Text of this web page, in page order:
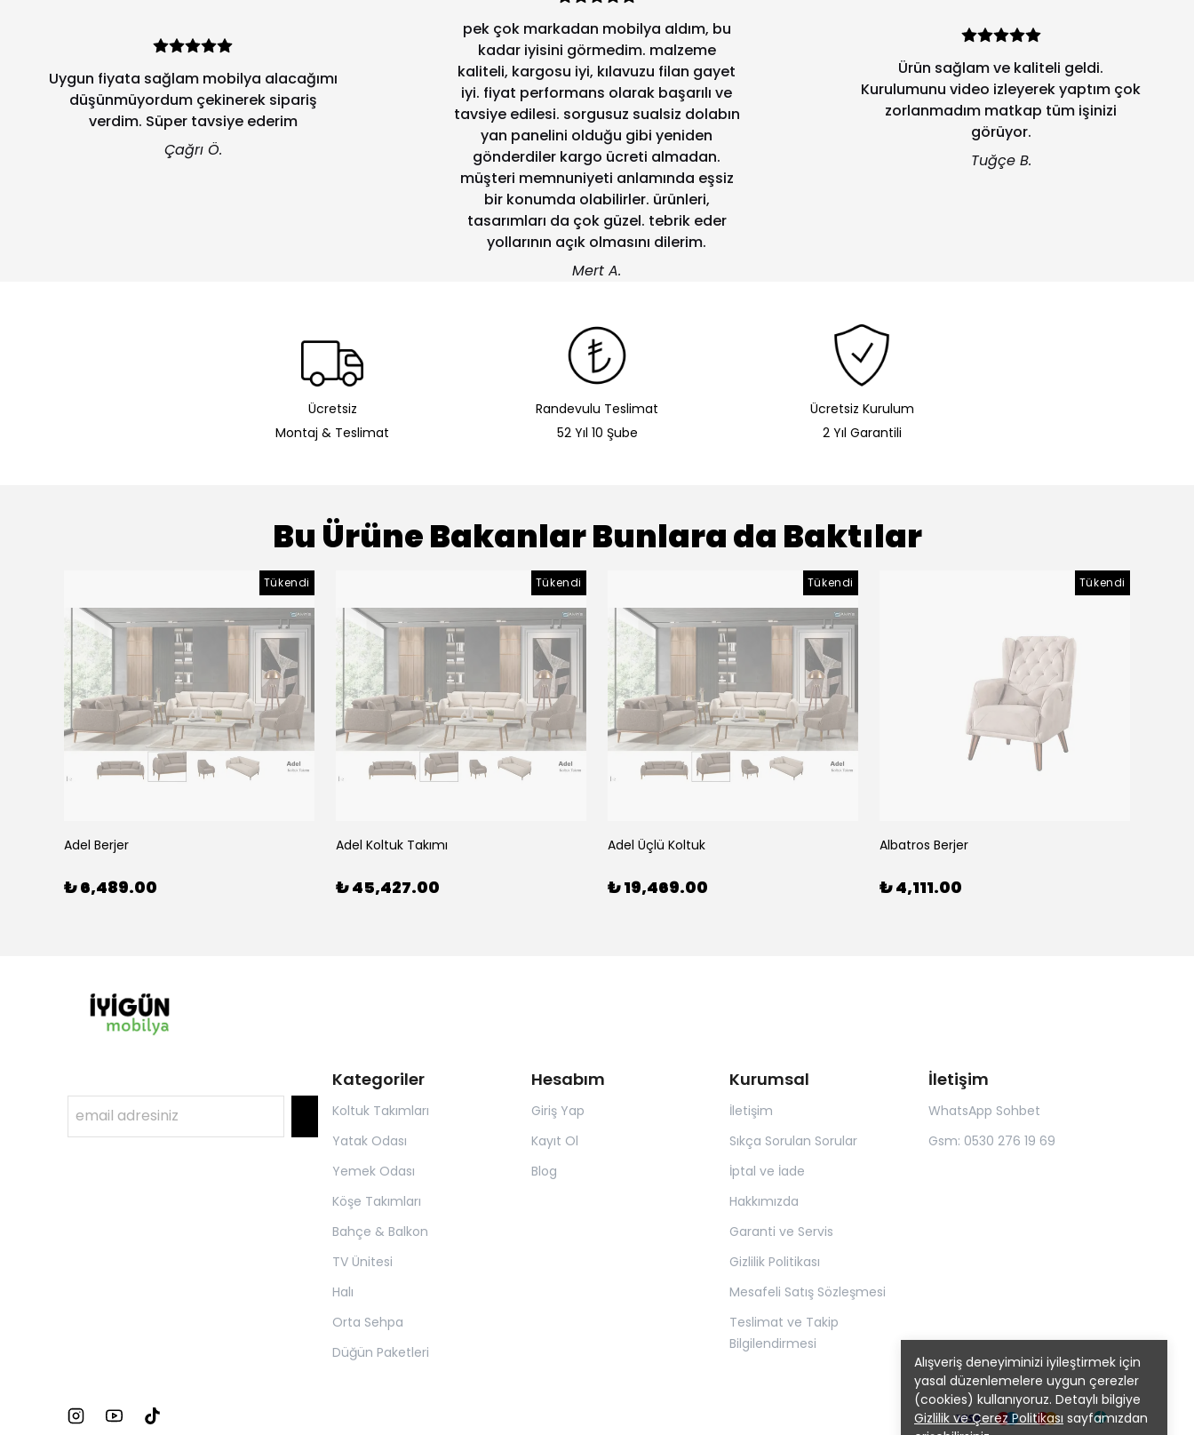
Alışveriş deneyiminizi iyileştirmek için
yasal düzenlemelere uygun çerezler
(cookies) kullanıyoruz. Detaylı bilgiye
Gizlilik ve Çerez Politikası sayfamızdan
Ürün sorunsuz elime ulaştı, kurulum
aşamasında gönderilen şemada
herhangi bir açıklama yok ama tüm
parçalar numaralandırılmış, şemadaki
numaralandırmalara bakarak sorunsuz
kurulum yapılıyor.
Bu dolabın aynısını daha önce de
almıştım. Kurulumu kolay. Sağlam ve
parasına değer.
Faruk B.
Muazzam paketleme için tebrikler...çizik
bile yok Ürün montaj şeması
verimli..kullanışlı...mutlaka dikkate alın
Urun şahane... Artık online huzur içinde
mobilya alabiliriz...
Önder R.
Ücretsiz
Montaj & Teslimat
Randevulu Teslimat
52 Yıl 10 Şube
Ücretsiz Kurulum
2 Yıl Garantili
Bu Ürüne Bakanlar Bunlara da Baktılar
Tükendi
Adel Berjer
₺ 6,489.00
Tükendi
Adel Koltuk Takımı
₺ 45,427.00
Tükendi
Adel Üçlü Koltuk
₺ 19,469.00
Tükendi
Albatros Berjer
₺ 4,111.00
Kategoriler
Koltuk Takımları
Yatak Odası
Yemek Odası
Köşe Takımları
Bahçe & Balkon
TV Ünitesi
Halı
Orta Sehpa
Düğün Paketleri
Hesabım
Giriş Yap
Kayıt Ol
Blog
Kurumsal
İletişim
Sıkça Sorulan Sorular
İptal ve İade
Hakkımızda
Garanti ve Servis
Gizlilik Politikası
Mesafeli Satış Sözleşmesi
Teslimat ve Takip
Bilgilendirmesi
İletişim
WhatsApp Sohbet
Gsm: 0530 276 19 69